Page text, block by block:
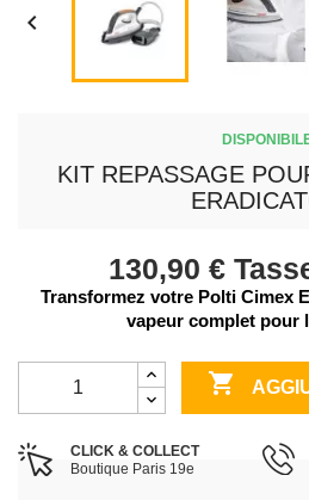

KIT REPASSAGE
130,90 €
Transformez votre Polti Cimex
vapeur complet pour

CLICK & COLLECT
Boutique Paris 19e